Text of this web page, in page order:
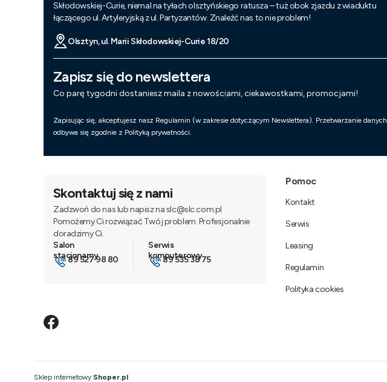
Skłodowskiej-Curie, niemal na tyłach olsztyńskiego ratusza – tuż obok zjazdu z wiaduktu
łączącego ul. Artyleryjską z ul. Partyzantów. Znaleźć nas to nie problem!
Olsztyn, ul. Marii Skłodowskiej-Curie 18/20
Zapisz się do newslettera
Co parę tygodni dostaniesz maila z nowościami, ciekawostkami, promocjami!
Zapisując się, akceptujesz nasz Regulamin (w zakresie dotyczącym Newslettera). Przetwarzanie danych
odbywa się zgodnie z Polityką prywatności.
Skontaktuj się z nami
Zadzwoń do nas lub napisz na slc@slc.com.pl
Pomożemy Ci rozwiązać Twój problem. Profesjonalnie
doradzimy Ci.
89 527 98 80 89 535 38 75
Linki w stopce
Pomoc
Kontakt
Serwis
Leasing
Regulamin
Polityka cookies
Sklep internetowy Shoper.pl